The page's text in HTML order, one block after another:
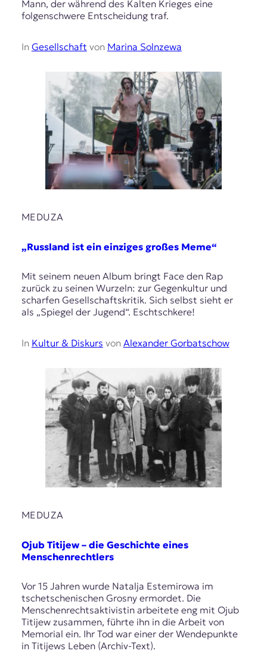
Mann, der während des Kalten Krieges eine
folgenschwere Entscheidung traf.
In Gesellschaft von Marina Solnzewa
MEDUZA
„Russland ist ein einziges großes Meme“
Mit seinem neuen Album bringt Face den Rap
zurück zu seinen Wurzeln: zur Gegenkultur und
scharfen Gesellschaftskritik. Sich selbst sieht er
als „Spiegel der Jugend“. Eschtschkere!
In Kultur & Diskurs von Alexander Gorbatschow
MEDUZA
Ojub Titijew – die Geschichte eines
Menschenrechtlers
Vor 15 Jahren wurde Natalja Estemirowa im
tschetschenischen Grosny ermordet. Die
Menschenrechtsaktivistin arbeitete eng mit Ojub
Titijew zusammen, führte ihn in die Arbeit von
Memorial ein. Ihr Tod war einer der Wendepunkte
in Titijews Leben (Archiv-Text).